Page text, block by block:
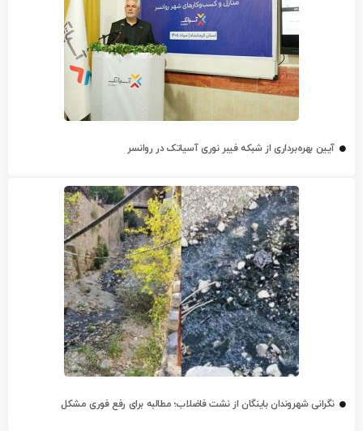
آیین بهره‌برداری از شبکه فیبر نوری آسیاتک در روانسر
نگرانی شهروندان باینگان از نشت فاضلاب؛ مطالبه برای رفع فوری مشکل